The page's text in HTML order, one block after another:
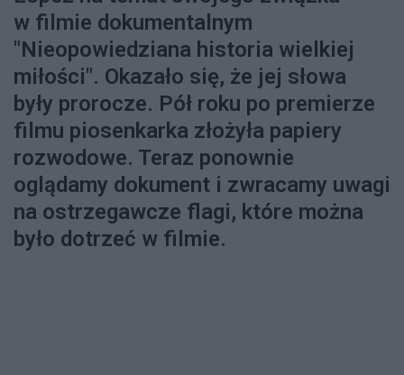
w filmie dokumentalnym
"Nieopowiedziana historia wielkiej
miłości". Okazało się, że jej słowa
były prorocze. Pół roku po premierze
filmu piosenkarka złożyła papiery
rozwodowe. Teraz ponownie
oglądamy dokument i zwracamy uwagi
na ostrzegawcze flagi, które można
było dotrzeć w filmie.